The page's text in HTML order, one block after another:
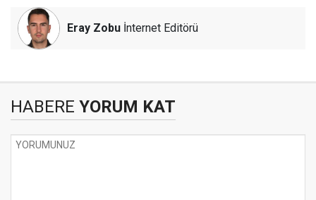
Eray Zobu İnternet Editörü
HABERE YORUM KAT